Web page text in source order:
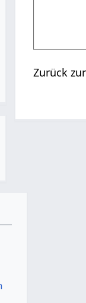
Zurück